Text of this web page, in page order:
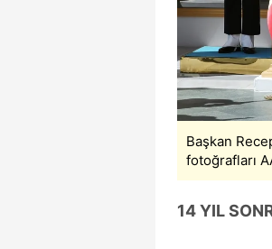
Başkan
fotoğrafları
14 YIL